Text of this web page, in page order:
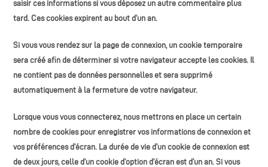
saisir ces informations si vous déposez un autre commentaire plus
tard. Ces cookies expirent au bout d’un an.
Si vous vous rendez sur la page de connexion, un cookie temporaire
sera créé afin de déterminer si votre navigateur accepte les cookies. Il
ne contient pas de données personnelles et sera supprimé
automatiquement à la fermeture de votre navigateur.
Lorsque vous vous connecterez, nous mettrons en place un certain
nombre de cookies pour enregistrer vos informations de connexion et
vos préférences d’écran. La durée de vie d’un cookie de connexion est
de deux jours, celle d’un cookie d’option d’écran est d’un an. Si vous